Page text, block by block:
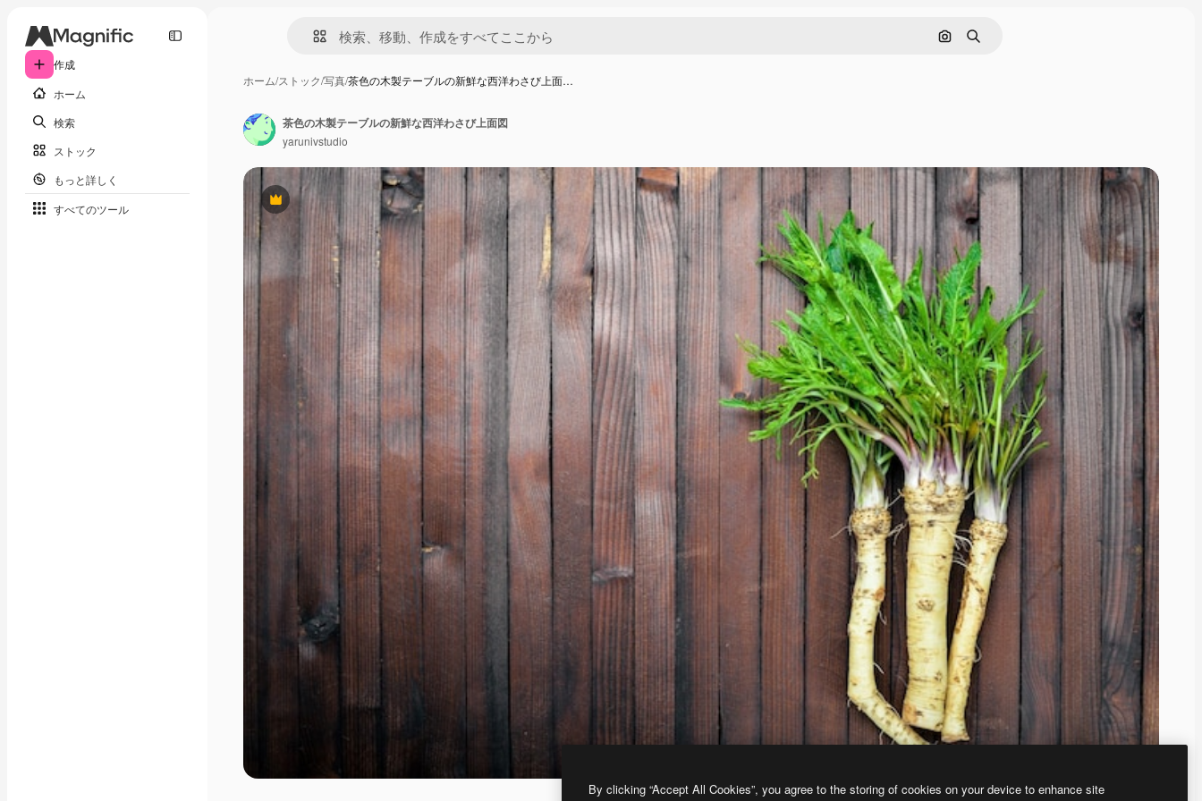
作成
ホーム
検索
ストック
もっと詳しく
すべてのツール
画像で検索
検索
ホーム/ストック/写真/茶色の木製テーブルの新鮮な西洋わさび上面…
Premium
茶色の木製テーブルの新鮮な西洋わさび上面図
yarunivstudio
By clicking “Accept All Cookies”, you agree to the storing of cookies on your device to enhance site